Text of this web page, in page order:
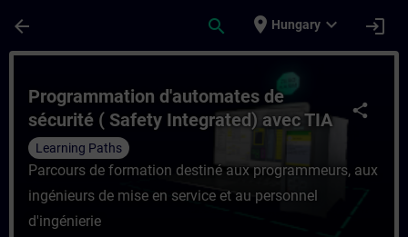
arrow_back search place Hungary expand_more login
Course - Programmation d'automates
share
Programmation d'automates de
sécurité ( Safety Integrated) avec TIA
Portal
Learning Paths
Parcours de formation destiné aux programmeurs, aux
ingénieurs de mise en service et au personnel
d'ingénierie